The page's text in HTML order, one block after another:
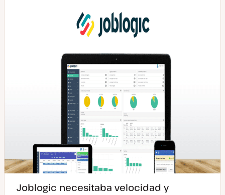
Joblogic necesitaba velocidad y